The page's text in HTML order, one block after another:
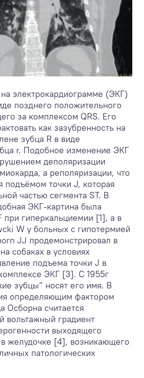
электрокардиограмме (ЭКГ)
позднего положительного
за комплексом QRS. Его
как зазубренность на
зубца R в виде
r. Подобное изменение ЭКГ
деполяризации
а реполяризации, что
подъёмом точки J, которая
частью сегмента ST. В
ЭКГ-картина была
при гиперкальциемии [1], а в
W у больных с гипотермией
JJ продемонстрировал в
собаках в условиях
подъема точки J в
ЭКГ [3]. С 1955г
зубцы” носят его имя. В
определяющим фактором
Осборна считается
вольтажный градиент
выходящего
в желудочке [4], возникающего
патологических